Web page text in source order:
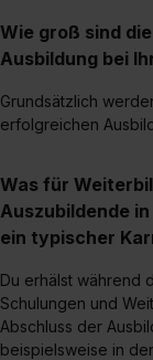
Wie groß sind
Ausbildung bei
Grundsätzlich
erfolgreichen
Was für
Auszubildende
ein typischer
Du erhälst während
Schulungen und
Abschluss der
beispielsweise in